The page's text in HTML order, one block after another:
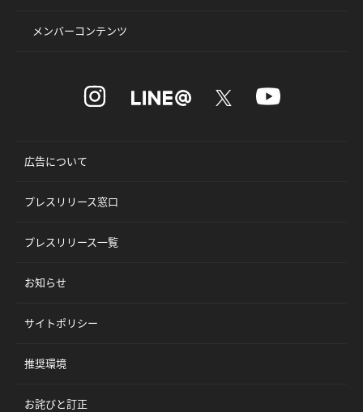
メンバーコンテンツ
広告について
プレスリリース窓口
プレスリリース一覧
お知らせ
サイトポリシー
推奨環境
お詫びと訂正